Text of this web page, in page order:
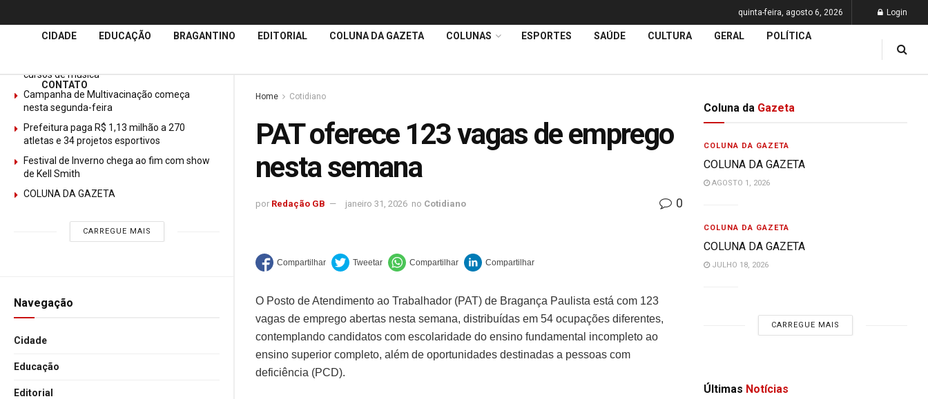
ÚltimasNotícias
cursos de música
Campanha de Multivacinação começa
nesta segunda-feira
Prefeitura paga R$ 1,13 milhão a 270
atletas e 34 projetos esportivos
Festival de Inverno chega ao fim com show
de Kell Smith
COLUNA DA GAZETA
CARREGUE MAIS
Navegação
Cidade
Educação
Editorial
quinta-feira, agosto 6, 2026 Login
CIDADE EDUCAÇÃO BRAGANTINO EDITORIAL COLUNA DA GAZETA COLUNAS ESPORTES SAÚDE CULTURA GERAL POLÍTICA
CONTATO
Home Cotidiano
PAT oferece 123 vagas de emprego
nesta semana
por Redação GB janeiro 31, 2026 no Cotidiano 0
O Posto de Atendimento ao Trabalhador (PAT) de Bragança Paulista está com 123
vagas de emprego abertas nesta semana, distribuídas em 54 ocupações diferentes,
contemplando candidatos com escolaridade do ensino fundamental incompleto ao
ensino superior completo, além de oportunidades destinadas a pessoas com
deficiência (PCD).
Coluna da Gazeta
COLUNA DA GAZETA
COLUNA DA GAZETA
AGOSTO 1, 2026
COLUNA DA GAZETA
COLUNA DA GAZETA
JULHO 18, 2026
CARREGUE MAIS
Últimas Notícias